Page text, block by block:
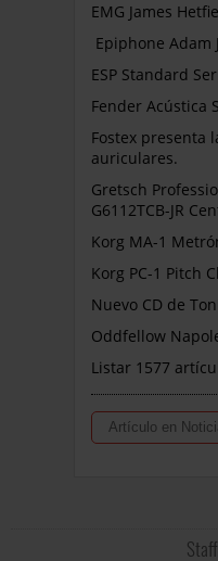
EMG James
Epiphone Adam
ESP Standard
Fender Acústica
Fostex presenta
auriculares.
Gretsch
G6112TCB-JR
Korg MA-1
Korg PC-1 Pitch
Nuevo CD de
Oddfellow
Listar 1577
Staff